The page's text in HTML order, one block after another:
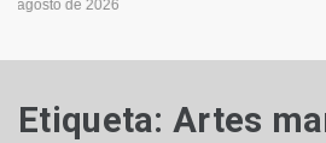
Etiqueta:Artes